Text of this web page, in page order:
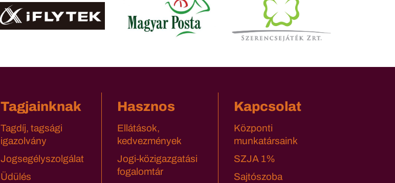
Tagjainknak
Tagdíj, tagsági
igazolvány
Jogsegélyszolgálat
Üdülés
Hasznos
Ellátások,
kedvezmények
Jogi-közigazgatási
fogalomtár
Kapcsolat
Központi
munkatársaink
SZJA 1%
Sajtószoba